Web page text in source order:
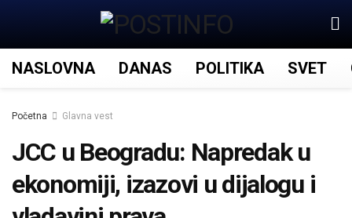
NASLOVNA DANAS POLITIKA SVET
Početna Glavna vest
JCC u Beogradu: Napredak u
ekonomiji, izazovi u dijalogu i